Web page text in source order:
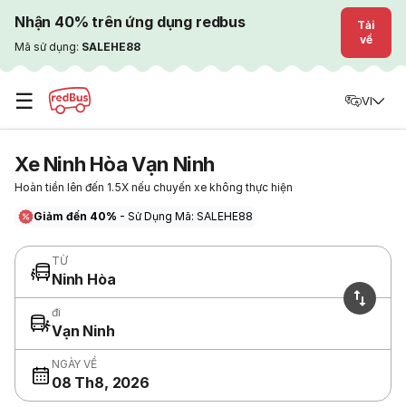
Nhận 40% trên ứng dụng redbus
Mã sử dụng: SALEHE88
Tải
về
☰ VI
Xe Ninh Hòa Vạn Ninh
Hoàn tiền lên đến 1.5X nếu chuyến xe không thực hiện
Giảm đến 40% - Sử Dụng Mã: SALEHE88
TỪ
Ninh Hòa
đi
Vạn Ninh
NGÀY VỀ
08 Th8, 2026